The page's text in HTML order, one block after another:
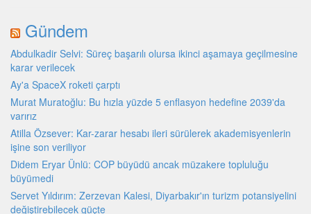
Gündem
Abdulkadir Selvi: Süreç başarılı olursa ikinci aşamaya geçilmesine
karar verilecek
Ay'a SpaceX roketi çarptı
Murat Muratoğlu: Bu hızla yüzde 5 enflasyon hedefine 2039'da
varırız
Atilla Özsever: Kar-zarar hesabı ileri sürülerek akademisyenlerin
işine son veriliyor
Didem Eryar Ünlü: COP büyüdü ancak müzakere topluluğu
büyümedi
Servet Yıldırım: Zerzevan Kalesi, Diyarbakır'ın turizm potansiyelini
değiştirebilecek güçte